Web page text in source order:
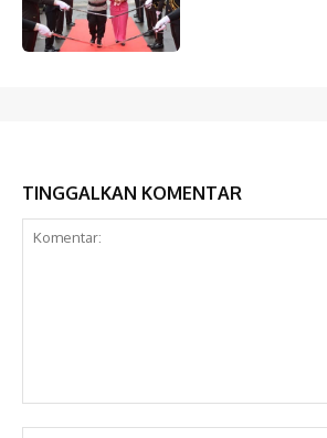
TINGGALKAN KOMENTAR